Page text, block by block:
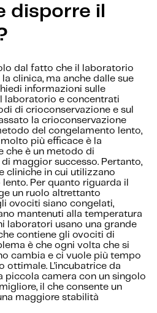
disporre il
dal fatto che il laboratorio
clinica, ma anche dalle sue
informazioni sulle
laboratorio e concentrati
di crioconservazione e sul
la crioconservazione
del congelamento lento,
più efficace è la
che è un metodo di
maggior successo. Pertanto,
cliniche in cui utilizzano
Per quanto riguarda il
un ruolo altrettanto
ovociti siano congelati,
mantenuti alla temperatura
laboratori usano una grande
contiene gli ovociti di
è che ogni volta che si
cambia e ci vuole più tempo
ottimale. L’incubatrice da
piccola camera con un singolo
il che consente un
maggiore stabilità